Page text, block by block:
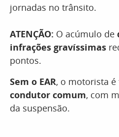
jornadas no trânsito.
ATENÇÃO: O acúmulo de
infrações gravíssimas
pontos.
Sem o EAR, o motorista
condutor comum, com
da suspensão.